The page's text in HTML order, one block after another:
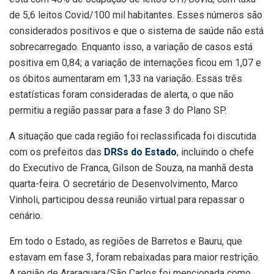
de 5,6 leitos Covid/100 mil habitantes. Esses números são
considerados positivos e que o sistema de saúde não está
sobrecarregado. Enquanto isso, a variação de casos está
positiva em 0,84; a variação de internações ficou em 1,07 e
os óbitos aumentaram em 1,33 na variação. Essas três
estatísticas foram consideradas de alerta, o que não
permitiu a região passar para a fase 3 do Plano SP.
A situação que cada região foi reclassificada foi discutida
com os prefeitos das DRSs do Estado, incluindo o chefe
do Executivo de Franca, Gilson de Souza, na manhã desta
quarta-feira. O secretário de Desenvolvimento, Marco
Vinholi, participou dessa reunião virtual para repassar o
cenário.
Em todo o Estado, as regiões de Barretos e Bauru, que
estavam em fase 3, foram rebaixadas para maior restrição.